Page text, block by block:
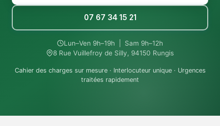
07 67 34 15 21
Lun–Ven 9h–19h | Sam 9h–12h
8 Rue Vuillefroy de Silly, 94150 Rungis
Cahier des charges sur mesure · Interlocuteur unique · Urgences
traitées rapidement